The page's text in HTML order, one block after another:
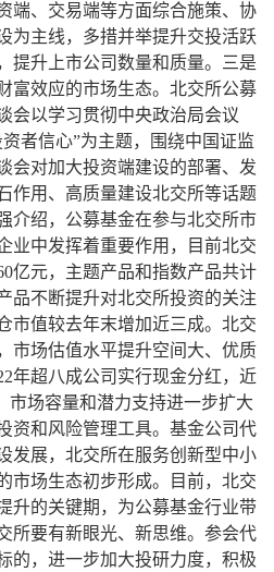
端、交易端等方面综合施策、协
为主线，多措并举提升交投活跃
提升上市公司数量和质量。三是
富效应的市场生态。北交所公募
会以学习贯彻中央政治局会议
者信心”为主题，围绕中国证监
会对加大投资端建设的部署、发
作用、高质量建设北交所等话题
介绍，公募基金在参与北交所市
业中发挥着重要作用，目前北交
亿元，主题产品和指数产品共计
品不断提升对北交所投资的关注
市值较去年末增加近三成。北交
市场估值水平提升空间大、优质
年超八成公司实行现金分红，近
市场容量和潜力支持进一步扩大
资和风险管理工具。基金公司代
发展，北交所在服务创新型中小
市场生态初步形成。目前，北交
升的关键期，为公募基金行业带
所要有新眼光、新思维。参会代
的，进一步加大投研力度，积极